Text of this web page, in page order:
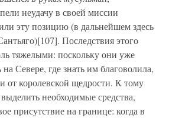
неудачу в своей миссии
эту позицию (в дальнейшем здесь
Последствия этого
тяжелыми: поскольку они уже
Севере, где знать им благоволила,
от королевской щедрости. К тому
необходимые средства,
присутствие на границе: когда в